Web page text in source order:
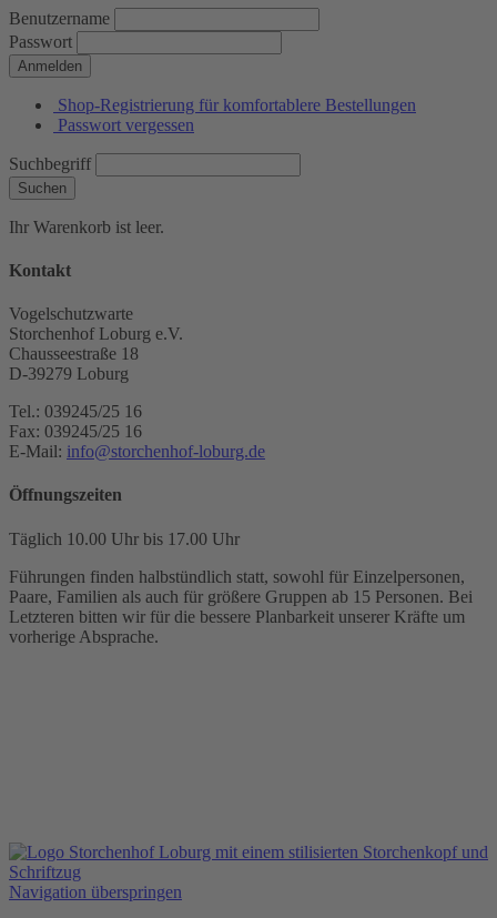
Benutzername
Passwort
Anmelden
Shop-Registrierung für komfortablere Bestellungen
Passwort vergessen
Suchbegriff
Suchen
Ihr Warenkorb ist leer.
Kontakt
Vogelschutzwarte
Storchenhof Loburg e.V.
Chausseestraße 18
D-39279 Loburg
Tel.: 039245/25 16
Fax: 039245/25 16
E-Mail: info@storchenhof-loburg.de
Öffnungszeiten
Täglich 10.00 Uhr bis 17.00 Uhr
Führungen finden halbstündlich statt, sowohl für Einzelpersonen,
Paare, Familien als auch für größere Gruppen ab 15 Personen. Bei
Letzteren bitten wir für die bessere Planbarkeit unserer Kräfte um
vorherige Absprache.
Navigation überspringen